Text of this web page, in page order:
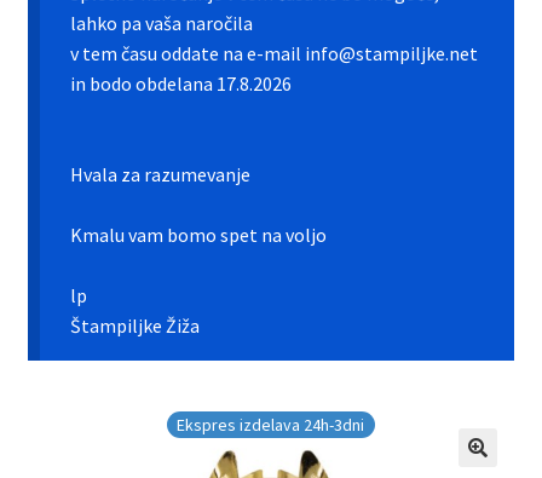
Galerija športnih vstavkov
Moj profil
lahko pa vaša naročila
v tem času oddate na e-mail info@stampiljke.net
in bodo obdelana 17.8.2026
Hvala za razumevanje
Kmalu vam bomo spet na voljo
lp
Štampiljke Žiža
Ekspres izdelava 24h-3dni